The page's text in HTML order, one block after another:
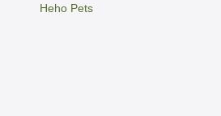
Heho Pets